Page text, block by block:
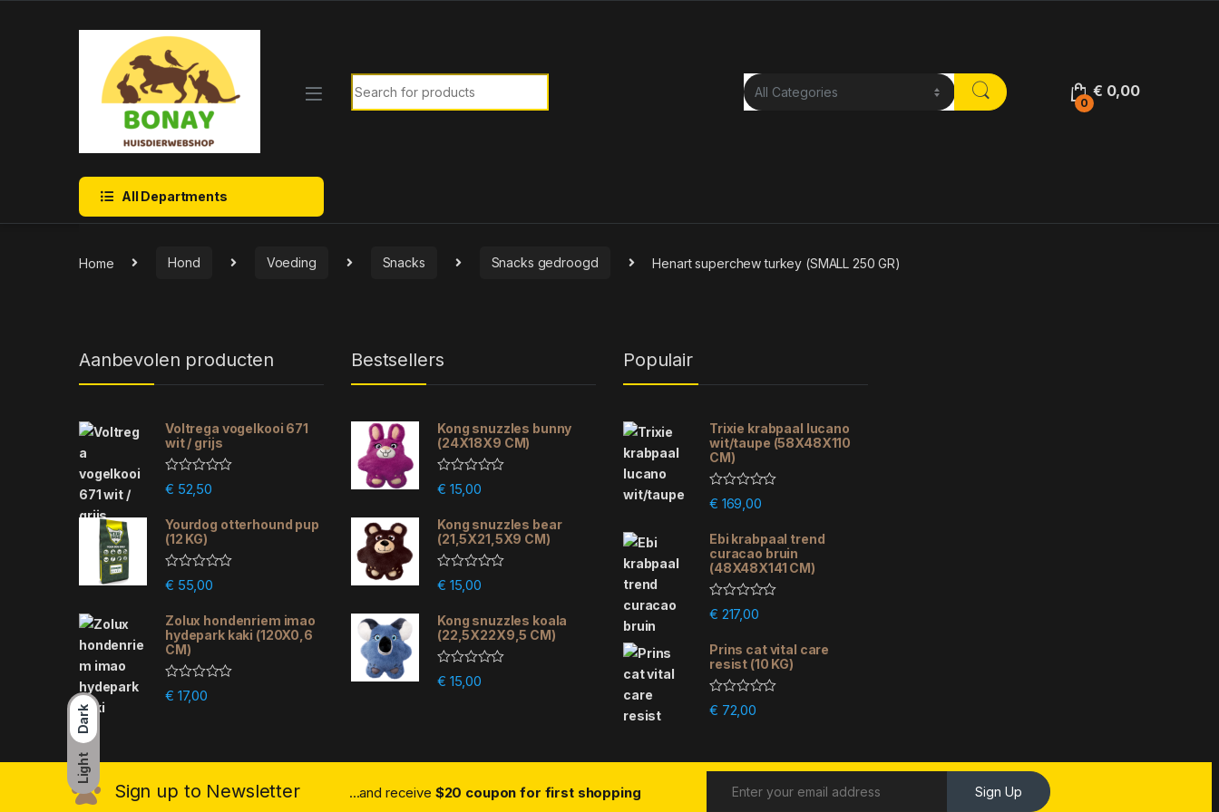
Dark
Light
Search for:
0
€ 0,00
All Departments
Home Hond Voeding Snacks Snacks gedroogd Henart superchew turkey (SMALL 250 GR)
Aanbevolen producten
Voltrega vogelkooi 671
wit / grijs
R
a
e
d
0
o
t
5
€ 52,50
Yourdog otterhound pup
(12 KG)
R
a
e
d
0
o
u
t
o
€ 55,00
Zolux hondenriem imao
hydepark kaki (120X0,6
CM)
R
a
o
t
o
€ 17,00
Bestsellers
Kong snuzzles bunny
(24X18X9 CM)
R
a
e
d
0
o
t
5
€ 15,00
Kong snuzzles bear
(21,5X21,5X9 CM)
R
a
e
d
0
o
t
€ 15,00
Kong snuzzles koala
(22,5X22X9,5 CM)
R
a
u
o
f
€ 15,00
Populair
Trixie krabpaal lucano
wit/taupe (58X48X110
CM)
R
a
e
d
0
o
u
t
o
€ 169,00
Ebi krabpaal trend
curacao bruin
(48X48X141 CM)
R
a
e
d
0
o
t
€ 217,00
Prins cat vital care
resist (10 KG)
R
a
€ 72,00
Sign up to Newsletter ...and receive $20 coupon for first shopping Sign Up